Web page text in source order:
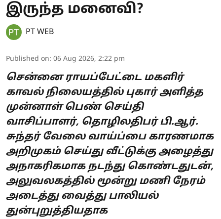
இருந்த மனைவி?
PT WEB
Published on: 06 Aug 2026, 2:22 pm
சென்னை ராயப்பேட்டை மகளிர்
காவல் நிலையத்தில் புகார் அளித்த
முன்னாள் பெண் செய்தி
வாசிப்பாளர், தொழிலதிபர் பி.ஆர்.
சுந்தர் வேலை வாய்ப்பை காரணமாக
அறிமுகம் செய்து வீட்டுக்கு அழைத்து
அநாகரிகமாக நடந்து கொண்டதுடன்,
அலுவலகத்தில் மூன்று மணி நேரம்
அடைத்து வைத்து பாலியல்
துன்புறுத்தியதாக